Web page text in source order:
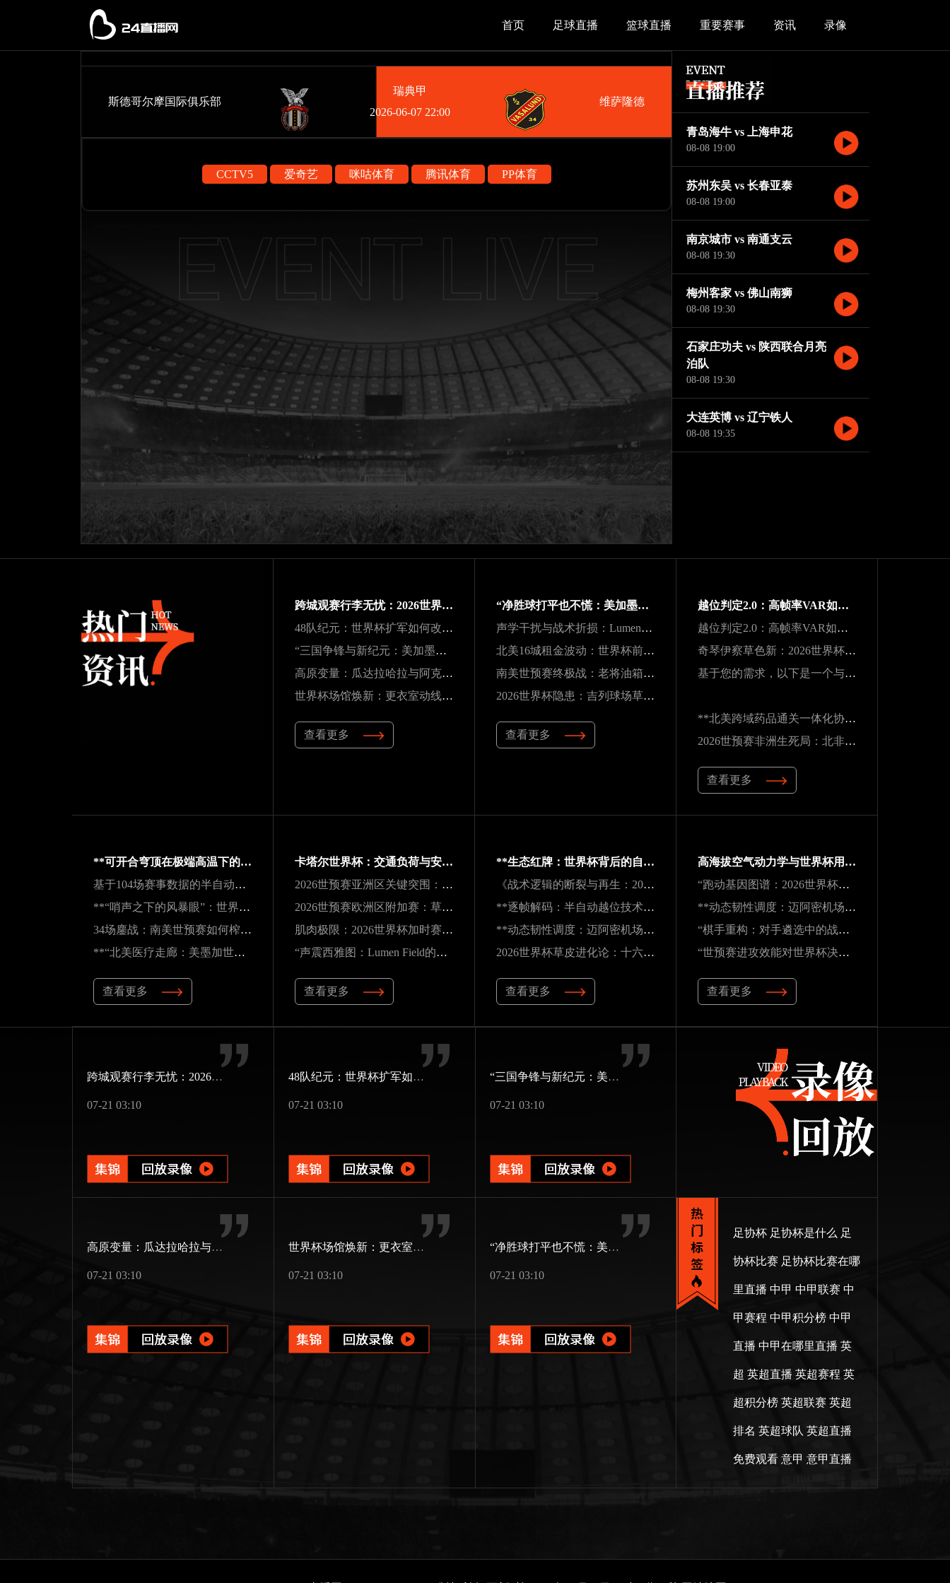
首页 足球直播 篮球直播 重要赛事 资讯 录像
斯德哥尔摩国际俱乐部
瑞典甲
2026-06-07 22:00
维萨隆德
CCTV5 爱奇艺 咪咕体育 腾讯体育 PP体育
青岛海牛 vs 上海申花
08-08 19:00
苏州东吴 vs 长春亚泰
08-08 19:00
南京城市 vs 南通支云
08-08 19:30
梅州客家 vs 佛山南狮
08-08 19:30
石家庄功夫 vs 陕西联合月亮
泊队
08-08 19:30
大连英博 vs 辽宁铁人
08-08 19:35
跨城观赛行李无忧：2026世界杯单场票专属行李“门到门”跨城速达方案
48队纪元：世界杯扩军如何改写霸权逻辑
“三国争锋与新纪元：美加墨世界杯淘汰赛版图重构”
高原变量：瓜达拉哈拉与阿克伦的天气博弈如何重塑2026世界杯战术逻辑
世界杯场馆焕新：更衣室动线重构与效能提升方案
查看更多
“净胜球打平也不慌：美加墨世界杯小组出线新规一图看懂”
声学干扰与战术折损：Lumen Field主场噪声环境下客队边线发球效能的影响研究
北美16城租金波动：世界杯前夜的住房市场变局
南美世预赛终极战：老将油箱见底，出线悬念系于最后一口气
2026世界杯隐患：吉列球场草皮根系异常，球员控球可能严重失准
查看更多
越位判定2.0：高帧率VAR如何重塑世界杯战术博弈规则
越位判定2.0：高帧率VAR如何重塑世界杯战术博弈规则
奇琴伊察草色新：2026世界杯前的阿兹特克生态重塑
基于您的需求，以下是一个与原标题核心一致但表述不同的新标题：
**北美跨域药品通关一体化协作体系建设路径**
2026世预赛非洲生死局：北非锋刃破阵 vs 西非铁壁封喉
查看更多
**可开合穹顶在极端高温下的微气候调节机制与热舒适性效能评估——以SoFi Stadium为例**
基于104场赛事数据的半自动越位识别触发机制与效能实证研究
**“哨声之下的风暴眼”：世界杯裁判在极限压力下的神经与生理共振解析**
34场鏖战：南美世预赛如何榨干传奇老将的最后一滴血
**“北美医疗走廊：美墨加世界杯应急资源的隐形博弈”**
查看更多
卡塔尔世界杯：交通负荷与安全防线引全球关注
2026世预赛亚洲区关键突围：九强困局中的变数与破局之道
2026世预赛欧洲区附加赛：草根逆袭，五匹黑马能否撕裂旧格局？
肌肉极限：2026世界杯加时赛的“无声崩解”
“声震西雅图：Lumen Field的声学屏障如何瓦解客队进攻，与2026世界杯的降噪博弈”
查看更多
**生态红牌：世界杯背后的自然透支与失衡困局**
《战术逻辑的断裂与再生：2026南太平洋启示录》
**逐帧解码：半自动越位技术对世界杯裁判实时判罚决策的重塑**
**动态韧性调度：迈阿密机场在2026世界杯飓风链应急中的中枢重构**
2026世界杯草皮进化论：十六座球场实现百慕大至黑麦草的生态跃迁
查看更多
高海拔空气动力学与世界杯用球适配性：墨西哥三城实地验证研究
“跑动基因图谱：2026世界杯冠军的39天体测密码”
**动态韧性调度：迈阿密机场在2026世界杯飓风链应急中的中枢重构**
“棋手重构：对手遴选中的战略序章”
“世预赛进攻效能对世界杯决赛圈得分能力的预测研究——以2026年美加墨世界杯为例”
查看更多
跨城观赛行李无忧：2026世界杯单场票专属行李“门到门”跨城速达方案
07-21 03:10
48队纪元：世界杯扩军如何改写霸权逻辑
07-21 03:10
“三国争锋与新纪元：美加墨世界杯淘汰赛版图重构”
07-21 03:10
高原变量：瓜达拉哈拉与阿克伦的天气博弈如何重塑2026世界杯战术逻辑
07-21 03:10
世界杯场馆焕新：更衣室动线重构与效能提升方案
07-21 03:10
“净胜球打平也不慌：美加墨世界杯小组出线新规一图看懂”
07-21 03:10
足协杯 足协杯是什么 足
协杯比赛 足协杯比赛在哪
里直播 中甲 中甲联赛 中
甲赛程 中甲积分榜 中甲
直播 中甲在哪里直播 英
超 英超直播 英超赛程 英
超积分榜 英超联赛 英超
排名 英超球队 英超直播
免费观看 意甲 意甲直播